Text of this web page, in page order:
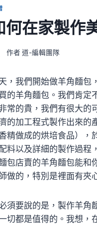
何在家製作
作者 道-編輯團隊
，我們開始做羊角麵包
的羊角麵包。我們肯定
常的貴，我們有很大
的加工程式製作出來的
精做成的烘培食品），
料以及詳細的製作過程
包店賣的羊角麵包能和
做的，特別是裡面有夾
須要說的是，製作羊角
切都是值得的。我想，